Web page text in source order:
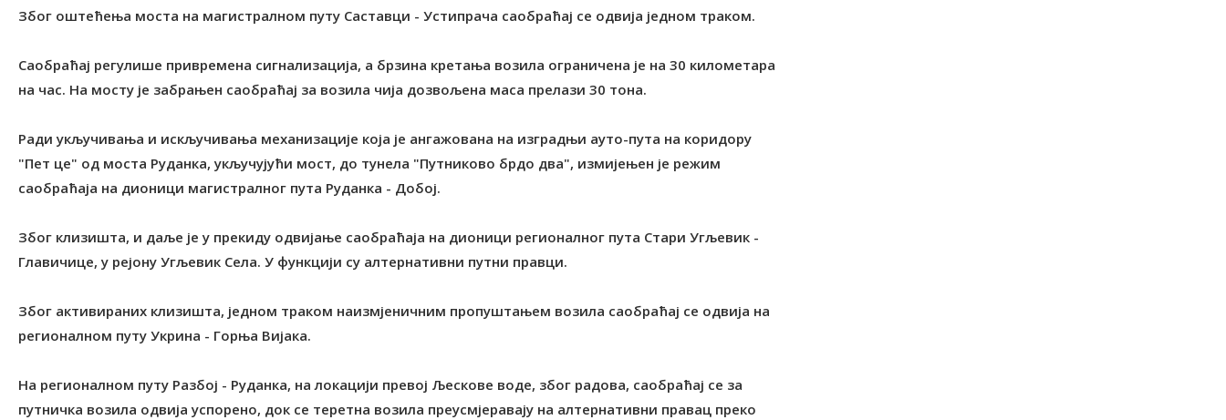
Због оштећења моста на магистралном путу Саставци - Устипрача саобраћај се одвија једном траком.
Саобраћај регулише привремена сигнализација, а брзина кретања возила ограничена је на 30 километара
на час. На мосту је забрањен саобраћај за возила чија дозвољена маса прелази 30 тона.
Ради укључивања и искључивања механизације која је ангажована на изградњи ауто-пута на коридору
"Пет це" од моста Руданка, укључујући мост, до тунела "Путниково брдо два", измијењен је режим
саобраћаја на дионици магистралног пута Руданка - Добој.
Због клизишта, и даље је у прекиду одвијање саобраћаја на дионици регионалног пута Стари Угљевик -
Главичице, у рејону Угљевик Села. У функцији су алтернативни путни правци.
Због активираних клизишта, једном траком наизмјеничним пропуштањем возила саобраћај се одвија на
регионалном путу Укрина - Горња Вијака.
На регионалном путу Разбој - Руданка, на локацији превој Љескове воде, због радова, саобраћај се за
путничка возила одвија успорено, док се теретна возила преусмјеравају на алтернативни правац преко